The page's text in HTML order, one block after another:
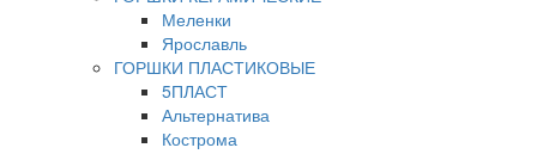
Меленки
Ярославль
ГОРШКИ ПЛАСТИКОВЫЕ
5ПЛАСТ
Альтернатива
Кострома